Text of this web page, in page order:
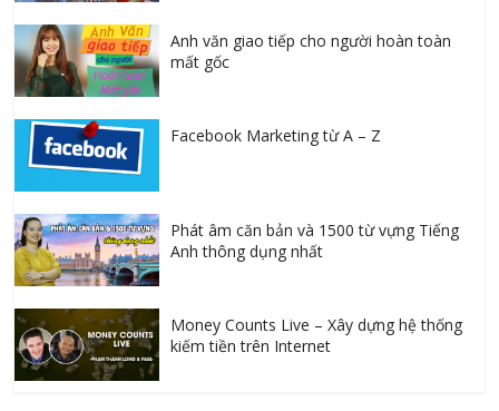
Anh văn giao tiếp cho người hoàn toàn
mất gốc
Facebook Marketing từ A – Z
Phát âm căn bản và 1500 từ vựng Tiếng
Anh thông dụng nhất
Money Counts Live – Xây dựng hệ thống
kiếm tiền trên Internet